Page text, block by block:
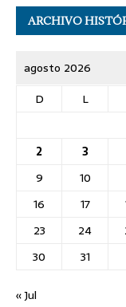
ARCHIVO
agosto 2026
D
L
2
3
9
10
16
17
23
24
30
31
« Jul